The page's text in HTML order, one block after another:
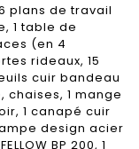
plans de travail
1 table de
(en 4
rideaux, 15
cuir bandeau
1 mange
1 canapé cuir
design acier
BP 200, 1